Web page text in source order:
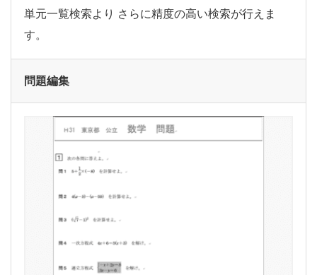
単元一覧検索より さらに精度の高い検索が行えま
す。
問題編集